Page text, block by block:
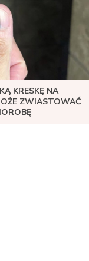
KRESKĘ NA
ZWIASTOWAĆ